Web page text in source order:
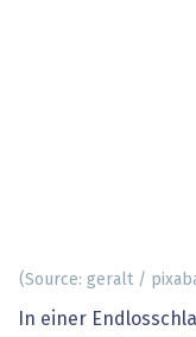
(Source: geralt /
In einer